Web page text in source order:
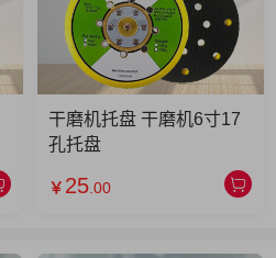
干磨机托盘 干磨机6寸17
孔托盘
￥ 25 .00